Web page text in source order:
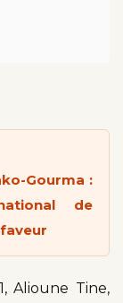
Gourma :
de
Alioune Tine,